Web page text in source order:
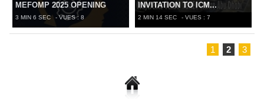
MEFOMP 2025 OPENING
3 MIN 6 SEC - VUES : 8
INVITATION TO ICM...
2 MIN 14 SEC - VUES : 7
1 2 3